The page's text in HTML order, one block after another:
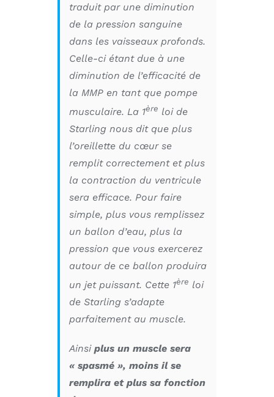
traduit par une diminution
de la pression sanguine
dans les vaisseaux profonds.
Celle-ci étant due à une
diminution de l’efficacité de
la MMP en tant que pompe
musculaire. La 1ère loi de
Starling nous dit que plus
l’oreillette du cœur se
remplit correctement et plus
la contraction du ventricule
sera efficace. Pour faire
simple, plus vous remplissez
un ballon d’eau, plus la
pression que vous exercerez
autour de ce ballon produira
un jet puissant. Cette 1ère loi
de Starling s’adapte
parfaitement au muscle.
Ainsi plus un muscle sera
« spasmé », moins il se
remplira et plus sa fonction